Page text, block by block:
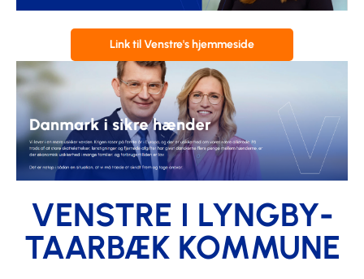
Link til Venstre's hjemmeside
VENSTRE I LYNGBY-
TAARBÆK KOMMUNE